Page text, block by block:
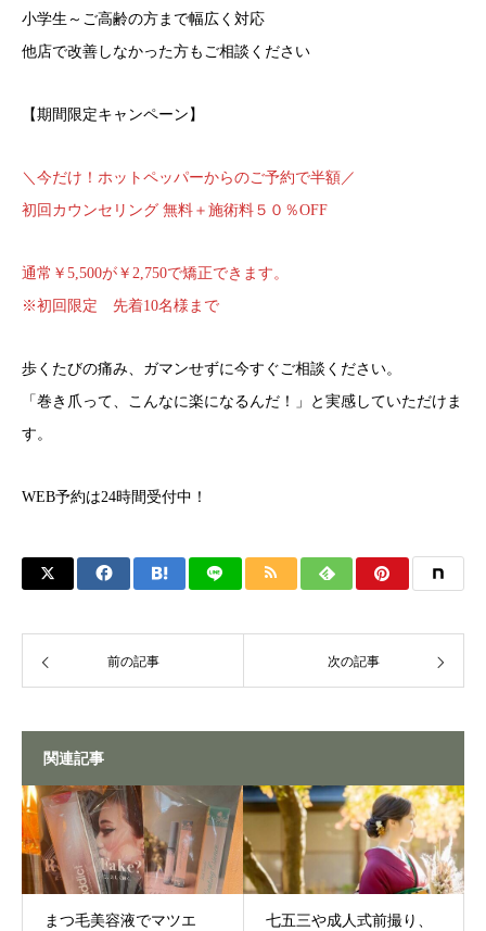
小学生～ご高齢の方まで幅広く対応
他店で改善しなかった方もご相談ください
【期間限定キャンペーン】
＼今だけ！ホットペッパーからのご予約で半額／
初回カウンセリング 無料＋施術料５０％OFF
通常￥5,500が￥2,750で矯正できます。
※初回限定 先着10名様まで
歩くたびの痛み、ガマンせずに今すぐご相談ください。
「巻き爪って、こんなに楽になるんだ！」と実感していただけま
す。
WEB予約は24時間受付中！
前の記事 次の記事
関連記事
まつ毛美容液でマツエ
七五三や成人式前撮り、